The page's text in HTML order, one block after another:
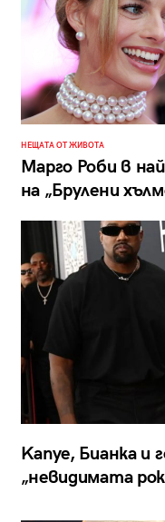
НЕЩАТА ОТ ЖИВОТА
Марго Роби в
на „Брулени
Kanye, Бианка и
„невидимата